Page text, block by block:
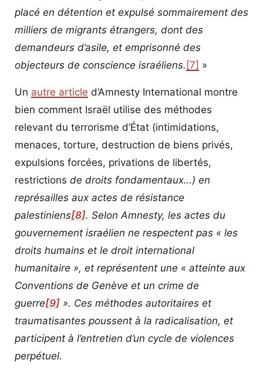
placé en détention et expulsé sommairement des
milliers de migrants étrangers, dont des
demandeurs d’asile, et emprisonné des
objecteurs de conscience israéliens. [7] »
Un autre article d’Amnesty International montre
bien comment Israël utilise des méthodes
relevant du terrorisme d’État (intimidations,
menaces, torture, destruction de biens privés,
expulsions forcées, privations de libertés,
restrictions de droits fondamentaux…) en
représailles aux actes de résistance
palestiniens[8]. Selon Amnesty, les actes du
gouvernement israélien ne respectent pas « les
droits humains et le droit international
humanitaire », et représentent une « atteinte aux
Conventions de Genève et un crime de
guerre[9] ». Ces méthodes autoritaires et
traumatisantes poussent à la radicalisation, et
participent à l’entretien d’un cycle de violences
perpétuel.